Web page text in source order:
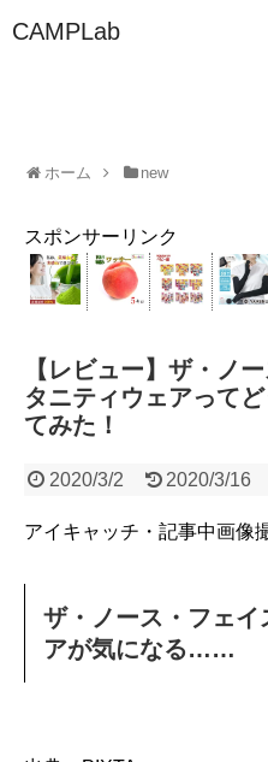
CAMPLab
ホーム new
スポンサーリンク
【レビュー】ザ・ノ
タニティウェアって
てみた！
2020/3/2 2020/3/16
アイキャッチ・記事中画像
ザ・ノース・フェイ
アが気になる……